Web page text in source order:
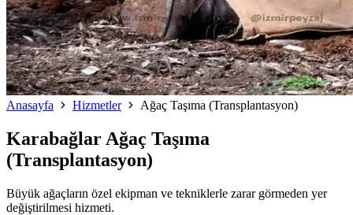
Anasayfa Hizmetler Ağaç Taşıma (Transplantasyon)
Karabağlar Ağaç Taşıma
(Transplantasyon)
Büyük ağaçların özel ekipman ve tekniklerle zarar görmeden yer
değiştirilmesi hizmeti.